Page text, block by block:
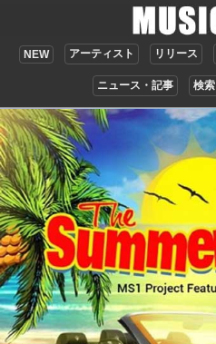
NEW アーティスト リリース
ニュース・記事 検索